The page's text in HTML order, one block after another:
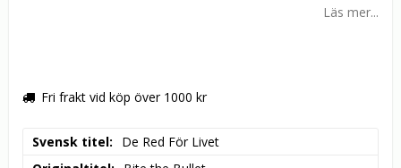
Läs mer...
Fri frakt vid köp över 1000 kr
Svensk titel
De Red För Livet